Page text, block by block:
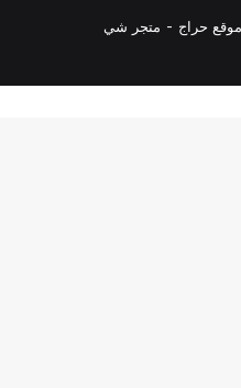
موقع حراج - متجر شي